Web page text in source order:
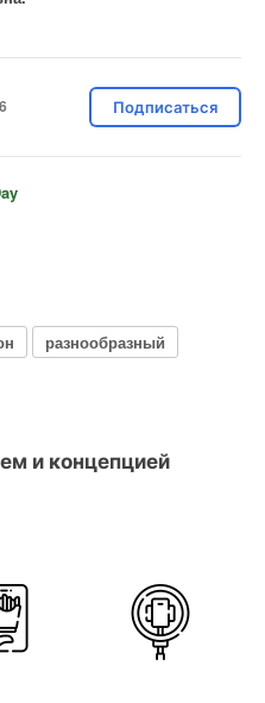
Подписаться
разнообразный
и концепцией